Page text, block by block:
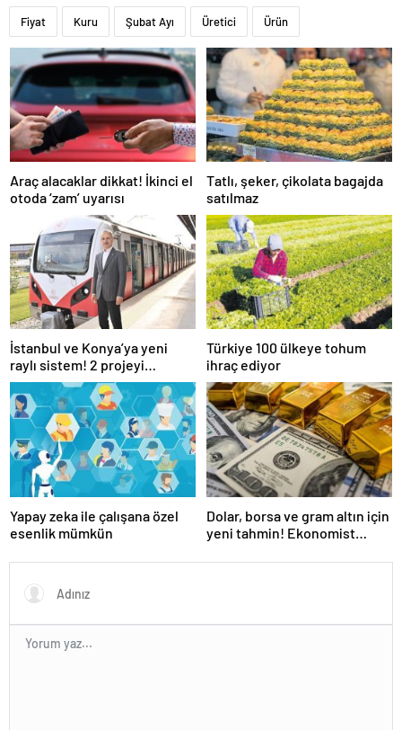
Fiyat Kuru Şubat Ayı Üretici Ürün
Araç alacaklar dikkat! İkinci el
otoda ‘zam’ uyarısı
Tatlı, şeker, çikolata bagajda
satılmaz
İstanbul ve Konya’ya yeni
raylı sistem! 2 projeyi
Ulaştırma Bakanlığı üstlendi
Türkiye 100 ülkeye tohum
ihraç ediyor
Yapay zeka ile çalışana özel
esenlik mümkün
Dolar, borsa ve gram altın için
yeni tahmin! Ekonomist
açıkladı